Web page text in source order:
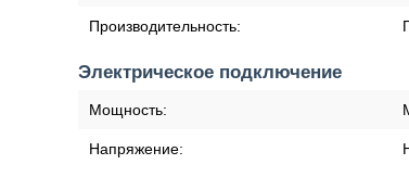
Производительность:
Электрическое подключение
Мощность:
Напряжение: